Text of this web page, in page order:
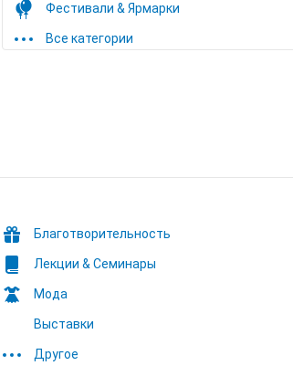
Фестивали & Ярмарки
Все категории
Благотворительность
Лекции & Семинары
Мода
Выставки
Другое